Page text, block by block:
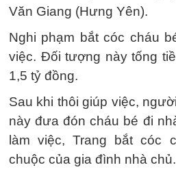
Văn Giang (Hưng Yên).
Nghi phạm bắt cóc cháu
việc. Đối tượng này tống
1,5 tỷ đồng.
Sau khi thôi giúp việc,
này đưa đón cháu bé đi
làm việc, Trang bắt cóc
chuộc của gia đình nhà chủ.